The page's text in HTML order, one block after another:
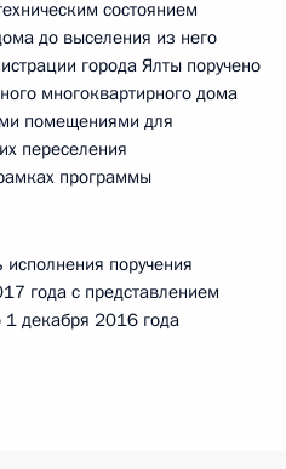
состоянием
до выселения из него
города Ялты поручено
многоквартирного дома
помещениями для
переселения
программы
поручения
года с представлением
1 декабря 2016 года